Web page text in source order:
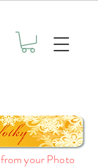
your Photo